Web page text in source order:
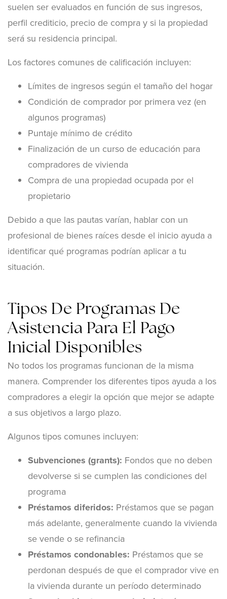
suelen ser evaluados en función de sus ingresos,
perfil crediticio, precio de compra y si la propiedad
será su residencia principal.
Los factores comunes de calificación incluyen:
Límites de ingresos según el tamaño del hogar
Condición de comprador por primera vez (en
algunos programas)
Puntaje mínimo de crédito
Finalización de un curso de educación para
compradores de vivienda
Compra de una propiedad ocupada por el
propietario
Debido a que las pautas varían, hablar con un
profesional de bienes raíces desde el inicio ayuda a
identificar qué programas podrían aplicar a tu
situación.
Tipos De Programas De
Asistencia Para El Pago
Inicial Disponibles
No todos los programas funcionan de la misma
manera. Comprender los diferentes tipos ayuda a los
compradores a elegir la opción que mejor se adapte
a sus objetivos a largo plazo.
Algunos tipos comunes incluyen:
Subvenciones (grants): Fondos que no deben
devolverse si se cumplen las condiciones del
programa
Préstamos diferidos: Préstamos que se pagan
más adelante, generalmente cuando la vivienda
se vende o se refinancia
Préstamos condonables: Préstamos que se
perdonan después de que el comprador vive en
la vivienda durante un período determinado